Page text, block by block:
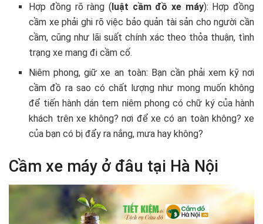
Hợp đồng rõ ràng (luật cầm đồ xe máy): Hợp đồng
cầm xe phải ghi rõ việc bảo quản tài sản cho người cần
cầm, cũng như lãi suất chính xác theo thỏa thuận, tình
trạng xe mang đi cầm cố.
Niêm phong, giữ xe an toàn: Bạn cần phải xem kỹ nơi
cầm đồ ra sao có chất lượng như mong muốn không
để tiến hành dán tem niêm phong có chữ ký của hành
khách trên xe không? nơi để xe có an toàn không? xe
của bạn có bị đẩy ra nắng, mưa hay không?
Cầm xe máy ở đâu tại Hà Nội